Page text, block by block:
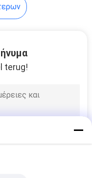
terug!